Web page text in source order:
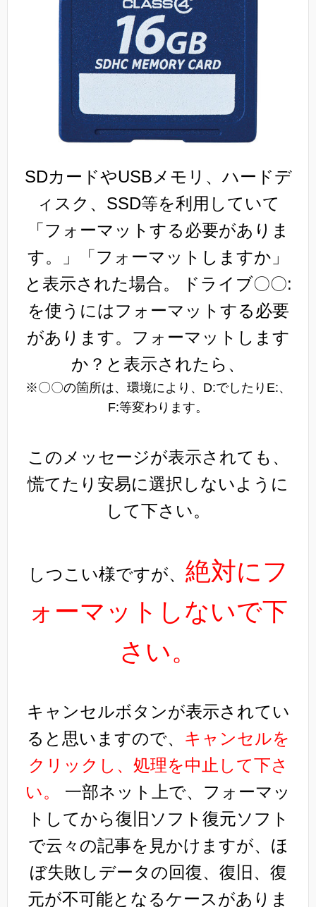
SDカードやUSBメモリ、ハードデ
ィスク、SSD等を利用していて
「フォーマットする必要がありま
す。」「フォーマットしますか」
と表示された場合。
ドライブ〇〇:
を使うにはフォーマットする必要
があります。フォーマットします
か？と表示されたら、
※〇〇の箇所は、環境により、D:でしたりE:、
F:等変わります。
このメッセージが表示されても、
慌てたり安易に選択しないように
して下さい。
しつこい様ですが、 絶対にフ
ォーマットしないで下
さい。
キャンセルボタンが表示されてい
ると思いますので、 キャンセルを
クリックし、処理を中止して下さ
い。
一部ネット上で、フォーマッ
トしてから復旧ソフト復元ソフト
で云々の記事を見かけますが、ほ
ぼ失敗しデータの回復、復旧、復
元が不可能となるケースがありま